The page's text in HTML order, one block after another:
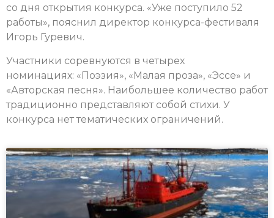
со дня открытия конкурса. «Уже поступило 52
работы», пояснил директор конкурса-фестиваля
Игорь Гуревич.
Участники соревнуются в четырех
номинациях: «Поэзия», «Малая проза», «Эссе» и
«Авторская песня». Наибольшее количество работ
традиционно представляют собой стихи. У
конкурса нет тематических ограничений.